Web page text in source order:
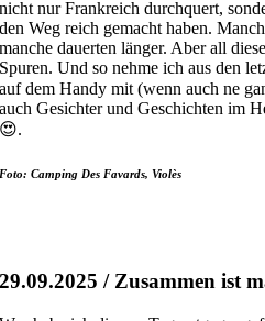
nicht nur Frankreich durchquert,
den Weg reich gemacht haben.
manche dauerten länger. Aber all
Spuren. Und so nehme ich aus den
auf dem Handy mit (wenn auch ne
auch Gesichter und Geschichten im
😍.
Foto: Camping Des Favards, Violès
29.09.2025 / Zusammen ist